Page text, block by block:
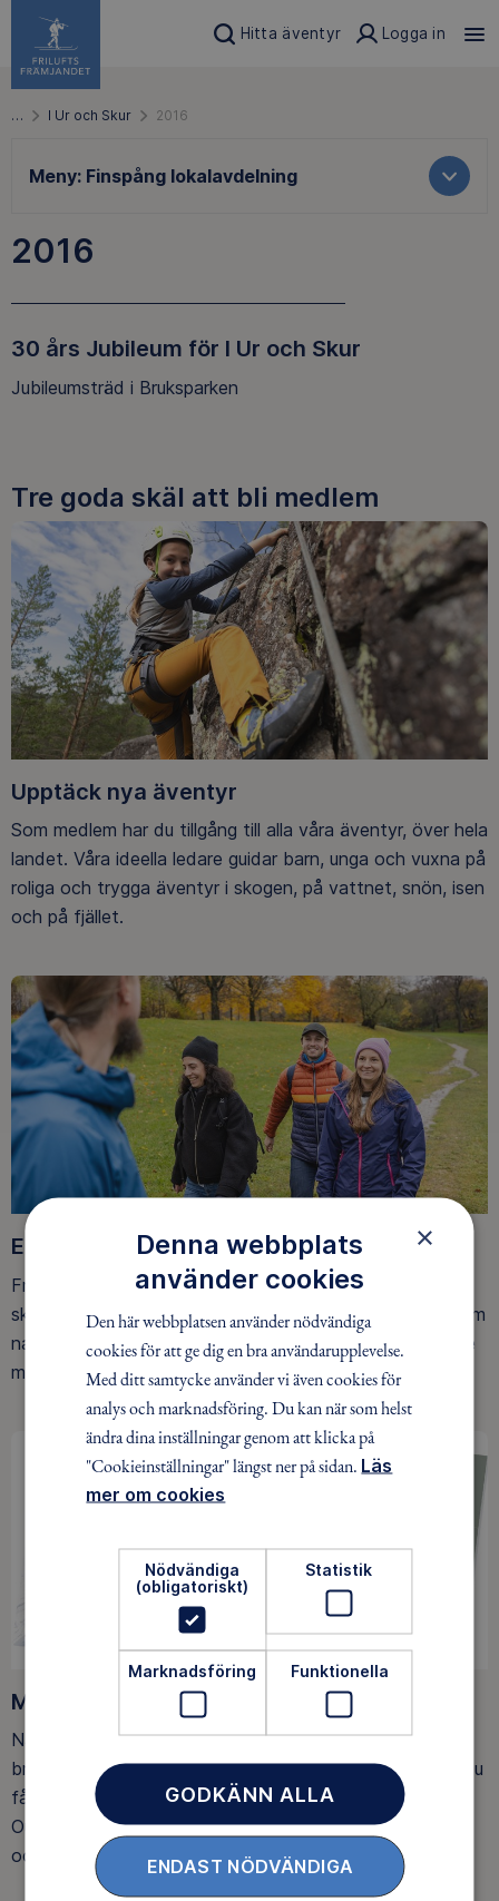
Hitta äventyr Logga in
… I Ur och Skur 2016
Meny: Finspång lokalavdelning
2016
30 års Jubileum för I Ur och Skur
Jubileumsträd i Bruksparken
Tre goda skäl att bli medlem
Upptäck nya äventyr
Som medlem har du tillgång till alla våra äventyr, över hela
landet. Våra ideella ledare guidar barn, unga och vuxna på
roliga och trygga äventyr i skogen, på vattnet, snön, isen
och på fjället.
Ett friluftsliv för alla
Friluftsfrämjandet arbetar för att så många som möjligt
ska upptäcka den rörelseglädje och de hälsoeffekter som
naturen ger. Som medlem bidrar du också till vårt arbete
med att skydda allemansrätten.
Medlemsförmåner
När du blir medlem får du Magasin Friluftsliv i din
brevlåda, med tips, tester och inspirerande reportage. Du
får också fina rabatter, som upp till 25% rabatt på
Outnorth och 20 % rabatt på utvalda boenden och ski-
och spårpass hos Idre Fjäll.
×
Denna webbplats
använder cookies
Den här webbplatsen använder nödvändiga
cookies för att ge dig en bra användarupplevelse.
Med ditt samtycke använder vi även cookies för
analys och marknadsföring. Du kan när som helst
ändra dina inställningar genom att klicka på
"Cookieinställningar" längst ner på sidan. Läs
mer om cookies
Nödvändiga
(obligatoriskt)
Statistik
Marknadsföring Funktionella
GODKÄNN ALLA
ENDAST NÖDVÄNDIGA